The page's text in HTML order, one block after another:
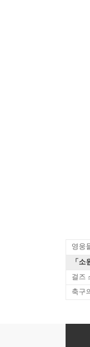
영웅
「
걸즈
축구
[대